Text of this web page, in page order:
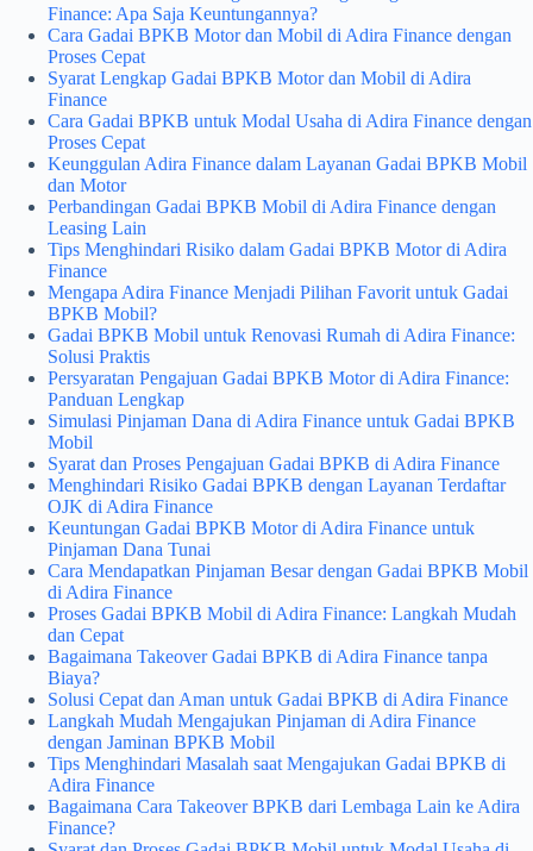
Finance: Apa Saja Keuntungannya?
Cara Gadai BPKB Motor dan Mobil di Adira Finance dengan
Proses Cepat
Syarat Lengkap Gadai BPKB Motor dan Mobil di Adira
Finance
Cara Gadai BPKB untuk Modal Usaha di Adira Finance dengan
Proses Cepat
Keunggulan Adira Finance dalam Layanan Gadai BPKB Mobil
dan Motor
Perbandingan Gadai BPKB Mobil di Adira Finance dengan
Leasing Lain
Tips Menghindari Risiko dalam Gadai BPKB Motor di Adira
Finance
Mengapa Adira Finance Menjadi Pilihan Favorit untuk Gadai
BPKB Mobil?
Gadai BPKB Mobil untuk Renovasi Rumah di Adira Finance:
Solusi Praktis
Persyaratan Pengajuan Gadai BPKB Motor di Adira Finance:
Panduan Lengkap
Simulasi Pinjaman Dana di Adira Finance untuk Gadai BPKB
Mobil
Syarat dan Proses Pengajuan Gadai BPKB di Adira Finance
Menghindari Risiko Gadai BPKB dengan Layanan Terdaftar
OJK di Adira Finance
Keuntungan Gadai BPKB Motor di Adira Finance untuk
Pinjaman Dana Tunai
Cara Mendapatkan Pinjaman Besar dengan Gadai BPKB Mobil
di Adira Finance
Proses Gadai BPKB Mobil di Adira Finance: Langkah Mudah
dan Cepat
Bagaimana Takeover Gadai BPKB di Adira Finance tanpa
Biaya?
Solusi Cepat dan Aman untuk Gadai BPKB di Adira Finance
Langkah Mudah Mengajukan Pinjaman di Adira Finance
dengan Jaminan BPKB Mobil
Tips Menghindari Masalah saat Mengajukan Gadai BPKB di
Adira Finance
Bagaimana Cara Takeover BPKB dari Lembaga Lain ke Adira
Finance?